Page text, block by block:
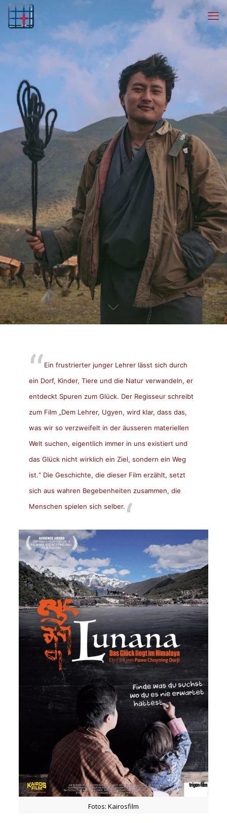
Ein frustrierter junger Lehrer lässt sich durch
ein Dorf, Kinder, Tiere und die Natur verwandeln, er
entdeckt Spuren zum Glück. Der Regisseur schreibt
zum Film „Dem Lehrer, Ugyen, wird klar, dass das,
was wir so verzweifelt in der äusseren materiellen
Welt suchen, eigentlich immer in uns existiert und
das Glück nicht wirklich ein Ziel, sondern ein Weg
ist.“ Die Geschichte, die dieser Film erzählt, setzt
sich aus wahren Begebenheiten zusammen, die
Menschen spielen sich selber.
Fotos: Kairosfilm